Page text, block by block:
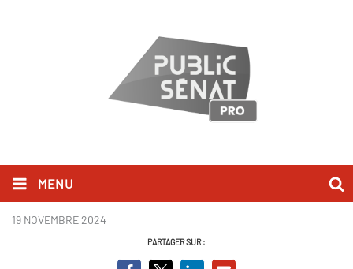
MENU
Stéphane Le Foll.png
19 NOVEMBRE 2024
PARTAGER SUR :